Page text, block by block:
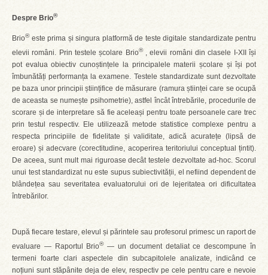
Despre Brio®
Brio®este prima și singura platformă de teste digitale standardizate pentru
elevii români. Prin testele școlare Brio® , elevii români din clasele I-XII își
pot evalua obiectiv cunoștințele la principalele materii școlare și își pot
îmbunătăți performanța la examene. Testele standardizate sunt dezvoltate
pe baza unor principii științifice de măsurare (ramura științei care se ocupă
de aceasta se numește psihometrie), astfel încât întrebările, procedurile de
scorare și de interpretare să fie aceleași pentru toate persoanele care trec
prin testul respectiv. Ele utilizează metode statistice complexe pentru a
respecta principiile de fidelitate și validitate, adică acuratețe (lipsă de
eroare) și adecvare (corectitudine, acoperirea teritoriului conceptual țintit).
De aceea, sunt mult mai riguroase decât testele dezvoltate ad-hoc. Scorul
unui test standardizat nu este supus subiectivității, el nefiind dependent de
blândețea sau severitatea evaluatorului ori de lejeritatea ori dificultatea
întrebărilor.
După fiecare testare, elevul și părintele sau profesorul primesc un raport de
evaluare — Raportul Brio®— un document detaliat ce descompune în
termeni foarte clari aspectele din subcapitolele analizate, indicând ce
noțiuni sunt stăpânite deja de elev, respectiv pe cele pentru care e nevoie